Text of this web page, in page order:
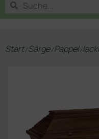
Start/Särge/Pappel/